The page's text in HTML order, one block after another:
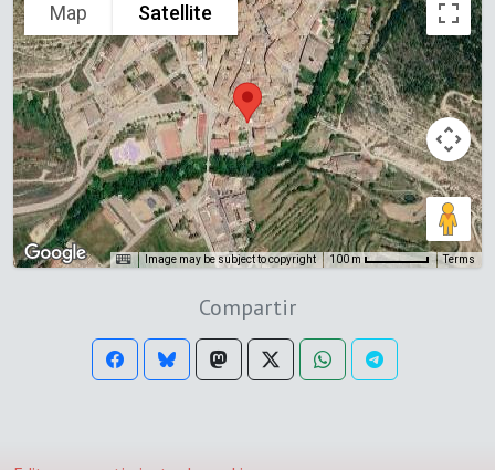
Map Satellite
Image may be subject to copyright 100 m Terms
Compartir